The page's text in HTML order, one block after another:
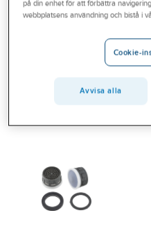
Branscher
på din enhet för att förbättra
webbplatsens användning och bistå i
Cookie-
Avvisa alla